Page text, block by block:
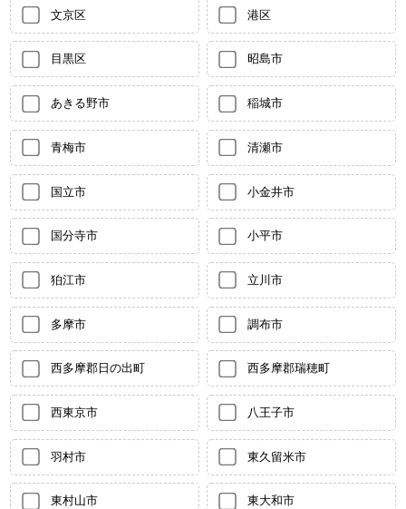
文京区 港区
目黒区 昭島市
あきる野市 稲城市
青梅市 清瀬市
国立市 小金井市
国分寺市 小平市
狛江市 立川市
多摩市 調布市
西多摩郡日の出町 西多摩郡瑞穂町
西東京市 八王子市
羽村市 東久留米市
東村山市 東大和市